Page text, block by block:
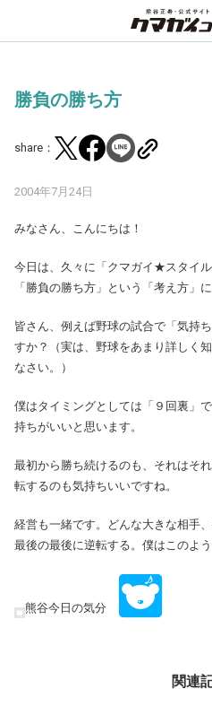
勝負の勝ち方
share：
2004年7月24日
みなさん、こんにちは！
今日は、久々に「クマガイ★スタイ
「勝負の勝ち方」という「考え方」
皆さん、例えば野球の試合で「気持
すか？（実は、野球をあまり詳しく
なさい。）
僕はタイミングとしては「９回裏」
持ちがいいと思います。
最初から勝ち続けるのも、それはそ
転するのも気持ちいいですね。
経営も一緒です。どんな大きな相手
最後の最後に逆転する。僕はこのよ
熊谷今日の気分
関連